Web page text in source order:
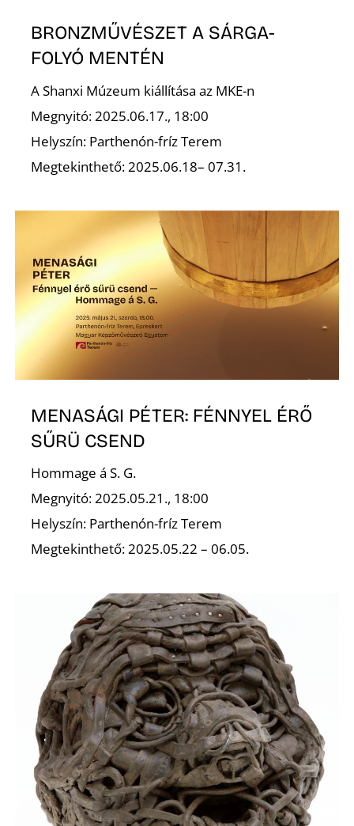
BRONZMŰVÉSZET A SÁRGA-
FOLYÓ MENTÉN
A Shanxi Múzeum kiállítása az MKE-n
Megnyitó: 2025.06.17., 18:00
Helyszín: Parthenón-fríz Terem
Megtekinthető: 2025.06.18– 07.31.
MENASÁGI PÉTER: FÉNNYEL ÉRŐ
SŰRÜ CSEND
Hommage á S. G.
Megnyitó: 2025.05.21., 18:00
Helyszín: Parthenón-fríz Terem
Megtekinthető: 2025.05.22 – 06.05.